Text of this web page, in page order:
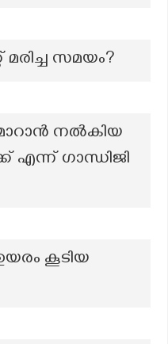
മരിച്ച സമയം?
നൽകിയ
എന്ന് ഗാന്ധിജി
കൂടിയ